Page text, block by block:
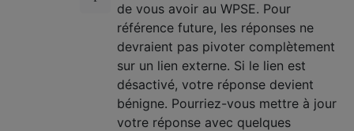
de vous avoir au WPSE. Pour
référence future, les réponses ne
devraient pas pivoter complètement
sur un lien externe. Si le lien est
désactivé, votre réponse devient
bénigne. Pourriez-vous mettre à jour
votre réponse avec quelques